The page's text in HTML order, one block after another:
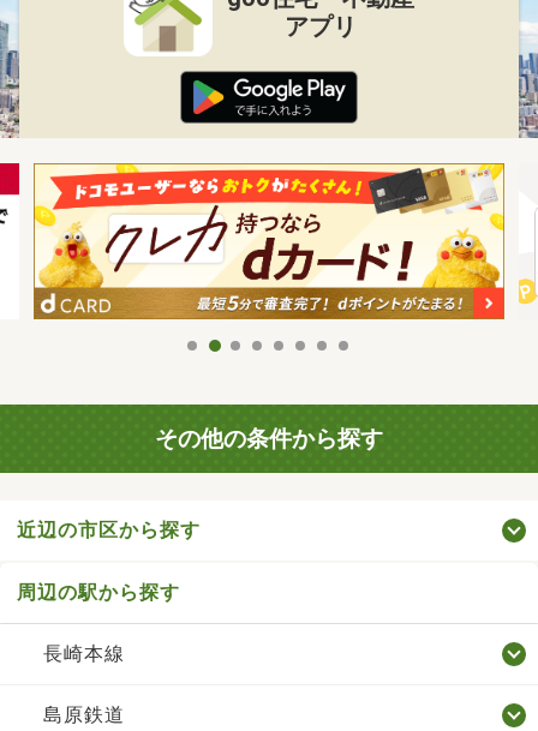
アプリ
その他の条件から探す
近辺の市区から探す
周辺の駅から探す
長崎本線
島原鉄道